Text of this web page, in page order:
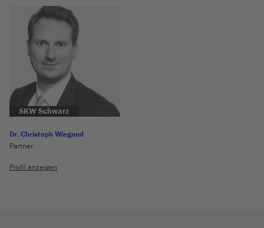
SKW Schwarz
Dr. Christoph Wiegand
Partner
Profil anzeigen